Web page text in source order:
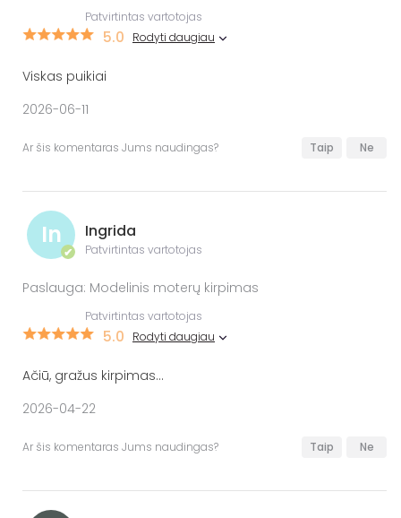
Patvirtintas vartotojas
5.0 Rodyti daugiau
Viskas puikiai
2026-06-11
Ar šis komentaras Jums naudingas? Taip Ne
In
✔
Ingrida
Patvirtintas vartotojas
Paslauga: Modelinis moterų kirpimas
Patvirtintas vartotojas
5.0 Rodyti daugiau
Ačiū, gražus kirpimas...
2026-04-22
Ar šis komentaras Jums naudingas? Taip Ne